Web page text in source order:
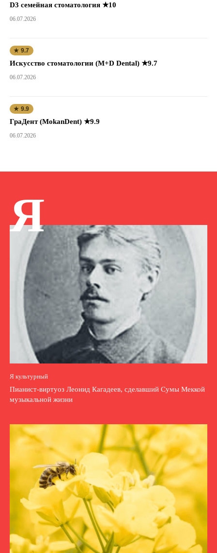
D3 семейная стоматология ★10
06.07.2026
★ 9.7
Искусство стоматологии (M+D Dental) ★9.7
06.07.2026
★ 9.9
ГраДент (MokanDent) ★9.9
06.07.2026
Я
Я культурный
Пианист-виртуоз Леонид Кагадеев, сделавший Сумы Меккой
музыкальной жизни